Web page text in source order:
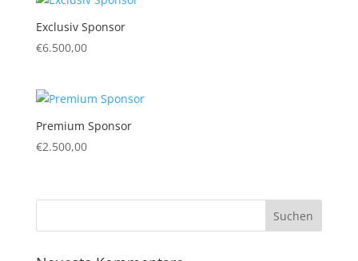
Exclusiv Sponsor
€6.500,00
Premium Sponsor
€2.500,00